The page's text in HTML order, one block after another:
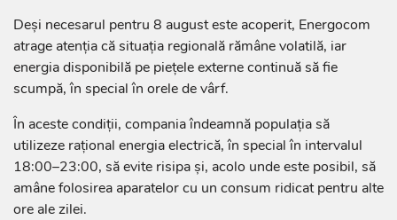
Deși necesarul pentru 8 august este acoperit, Energocom
atrage atenția că situația regională rămâne volatilă, iar
energia disponibilă pe piețele externe continuă să fie
scumpă, în special în orele de vârf.
În aceste condiții, compania îndeamnă populația să
utilizeze rațional energia electrică, în special în intervalul
18:00–23:00, să evite risipa și, acolo unde este posibil, să
amâne folosirea aparatelor cu un consum ridicat pentru alte
ore ale zilei.